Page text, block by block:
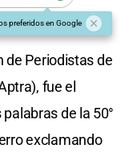
preferidos en Google
de Periodistas de
fue el
de la 50°
exclamando